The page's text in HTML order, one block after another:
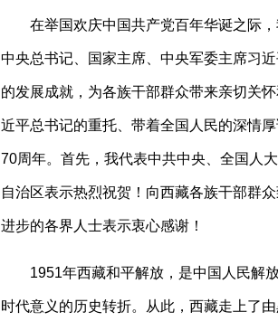
在举国欢庆中国共产党百年华诞之际，
中央总书记、国家主席、中央军委主席习
的发展成就，为各族干部群众带来亲切关
近平总书记的重托、带着全国人民的深情
70周年。首先，我代表中共中央、全国人
自治区表示热烈祝贺！向西藏各族干部群
进步的各界人士表示衷心感谢！
1951年西藏和平解放，是中国人民解
时代意义的历史转折。从此，西藏走上了